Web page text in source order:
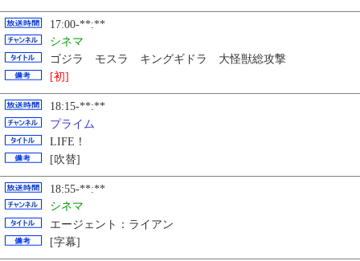
17:00-**:**
シネマ
ゴジラ モスラ キングギドラ 大怪獣総攻撃
[初]
18:15-**:**
プライム
LIFE！
[吹替]
18:55-**:**
シネマ
エージェント：ライアン
[字幕]